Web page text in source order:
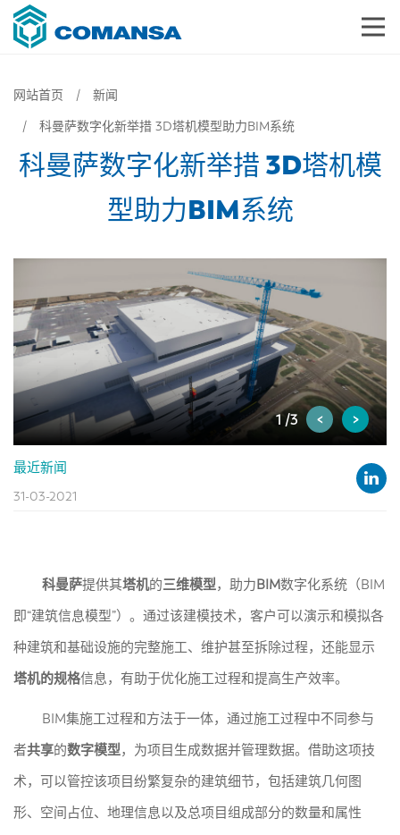
网站首页 新闻
科曼萨数字化新举措 3D塔机模型助力BIM系统
科曼萨数字化新举措 3D塔机模
型助力BIM系统
1 /3 < >
最近新闻
31-03-2021
科曼萨提供其塔机的三维模型，助力BIM数字化系统（BIM
即“建筑信息模型”）。通过该建模技术，客户可以演示和模拟各
种建筑和基础设施的完整施工、维护甚至拆除过程，还能显示
塔机的规格信息，有助于优化施工过程和提高生产效率。
BIM集施工过程和方法于一体，通过施工过程中不同参与
者共享的数字模型，为项目生成数据并管理数据。借助这项技
术，可以管控该项目纷繁复杂的建筑细节，包括建筑几何图
形、空间占位、地理信息以及总项目组成部分的数量和属性